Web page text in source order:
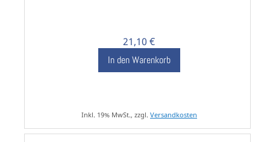
21,10 €
In den Warenkorb
Inkl. 19% MwSt., zzgl. Versandkosten